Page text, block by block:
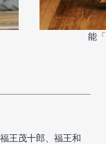
能
王茂十郎、福王和